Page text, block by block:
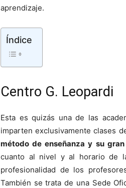
aprendizaje.
Índice
Centro G. Leopardi
Esta es quizás una de las
imparten exclusivamente clases
método de enseñanza y su
cuanto al nivel y al horario de
profesionalidad de los
También se trata de una Sede